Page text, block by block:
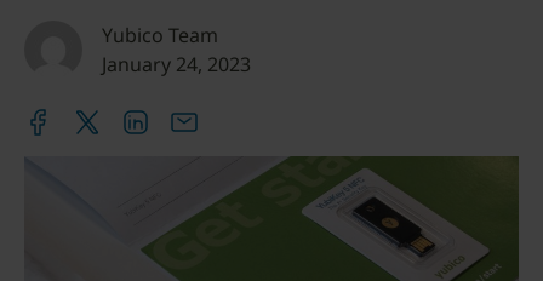
Yubico Team
January 24, 2023